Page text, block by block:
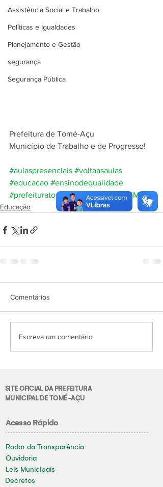
Assistência Social e Trabalho
Políticas e Igualdades
Planejamento e Gestão
segurança
Segurança Pública
Prefeitura de Tomé-Açu
Município de Trabalho e de Progresso!
#aulaspresenciais #voltaasaulas
#educacao #ensinodequalidade
#prefeituratomeaçu
#tomeacu #SEMED
Educação
Comentários
Escreva um comentário
SITE OFICIAL DA PREFEITURA
MUNICIPAL DE TOMÉ-AÇU
Acesso Rápido
Radar da Transparência
Ouvidoria
Leis Municipais
Decretos